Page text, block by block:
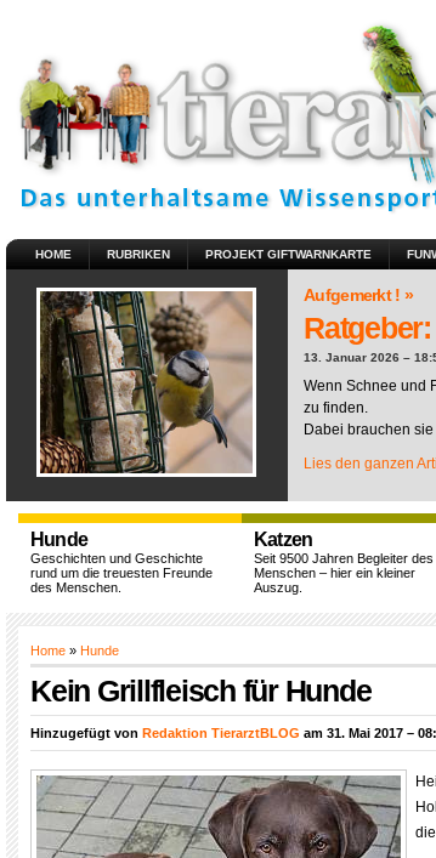
HOME RUBRIKEN PROJEKT GIFTWARNKARTE
Aufgemerkt ! »
13. Januar 2026 –
Wenn Schnee und
zu finden.
Dabei brauchen
Lies den ganzen
Hunde
Geschichten und Geschichte
rund um die treuesten Freunde
des Menschen.
Katzen
Seit 9500 Jahren Begleiter des
Menschen – hier ein kleiner
Auszug.
Home » Hunde
Kein Grillfleisch für Hunde
Hinzugefügt von Redaktion TierarztBLOG am 31. Mai 2017 –